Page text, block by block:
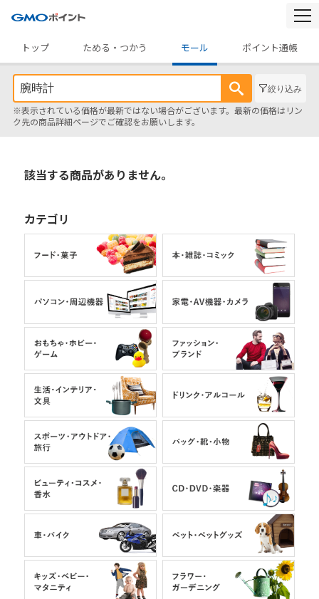
トップ
ためる・つかう モール ポイント通帳
絞り込み
※表示されている価格が最新ではない場合がございます。最新の価格はリン
ク先の商品詳細ページでご確認をお願いします。
該当する商品がありません。
カテゴリ